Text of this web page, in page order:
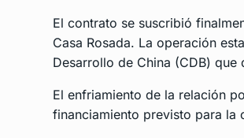
El contrato se suscribió
Casa Rosada. La operación
Desarrollo de China (CDB)
El enfriamiento de la relación
financiamiento previsto para la